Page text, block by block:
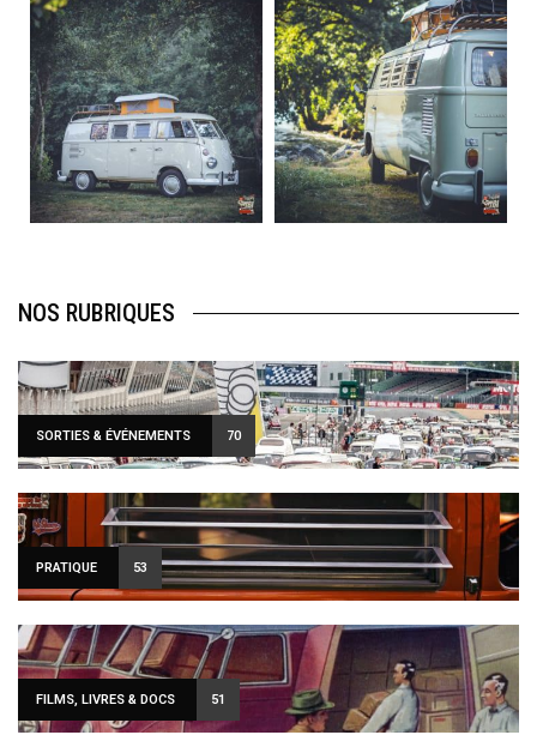
becombi
Août 10
120
0
becombi
Août 10
108
0
NOS RUBRIQUES
SORTIES & ÉVÉNEMENTS 70
PRATIQUE 53
FILMS, LIVRES & DOCS 51